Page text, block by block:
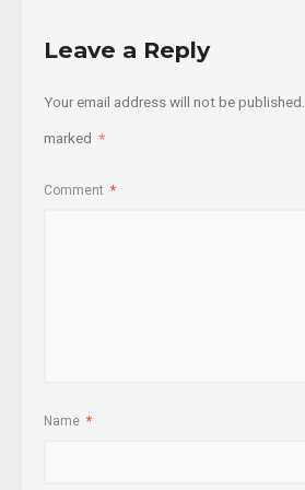
Leave a Reply
Your email address will not be published.
marked *
Comment *
Name *